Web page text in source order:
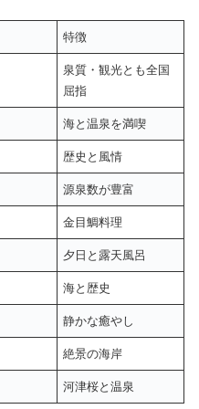
特徴
泉質・観光とも全国
屈指
海と温泉を満喫
歴史と風情
源泉数が豊富
金目鯛料理
夕日と露天風呂
海と歴史
静かな癒やし
絶景の海岸
河津桜と温泉